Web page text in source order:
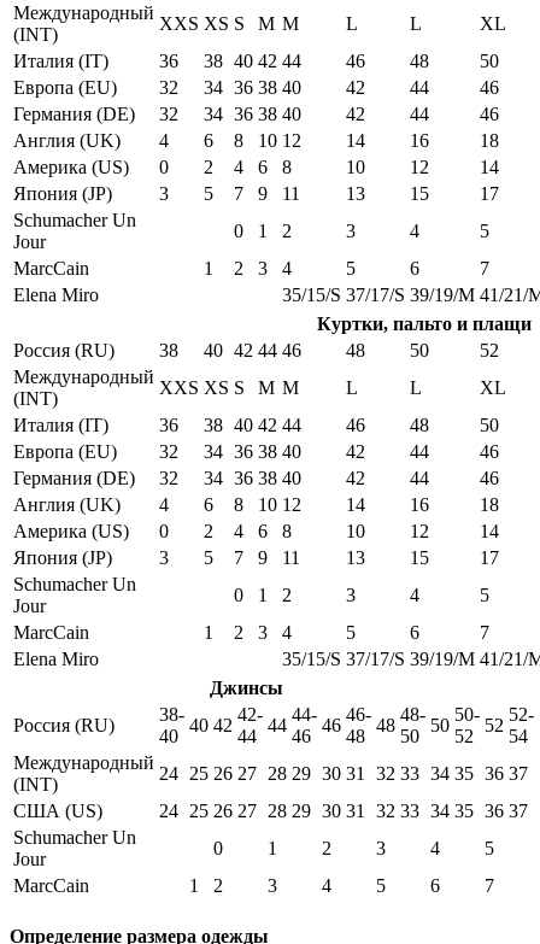
Международный
(INT)
XXS XS S M M L L
XL
Италия (IT)
36 38 40 42 44 46 48
50
Европа (EU)
32 34 36 38 40 42 44
46
Германия (DE)
32 34 36 38 40 42 44
46
Англия (UK)
4 6 8 10 12 14 16
18
Америка (US)
0 2 4 6 8 10 12
14
Япония (JP)
3 5 7 9 11 13 15
17
Schumacher Un
Jour
0 1 2 3 4
5
MarcCain
1 2 3 4 5 6
7
Elena Miro
35/15/S 37/17/S 39/19/M 41/21/
Куртки, пальто и плащи
Россия (RU)
38 40 42 44 46 48 50
52
Международный
(INT)
XXS XS S M M L L
XL
Италия (IT)
36 38 40 42 44 46 48
50
Европа (EU)
32 34 36 38 40 42 44
46
Германия (DE)
32 34 36 38 40 42 44
46
Англия (UK)
4 6 8 10 12 14 16
18
Америка (US)
0 2 4 6 8 10 12
14
Япония (JP)
3 5 7 9 11 13 15
17
Schumacher Un
Jour
0 1 2 3 4
5
MarcCain
1 2 3 4 5 6
7
Elena Miro
35/15/S 37/17/S 39/19/M 41/21/
Джинсы
Россия (RU)
38-
40
40 42
42-
44
44
44-
46
46
46-
48
48
48-
50
50
50-
52
52
52-
54
Международный
(INT)
24 25 26 27 28 29 30 31 32 33 34 35 36 37
США (US)
24 25 26 27 28 29 30 31 32 33 34 35 36 37
Schumacher Un
Jour
0 1 2 3 4
5
MarcCain
1 2 3 4 5 6 7
Определение размера одежды